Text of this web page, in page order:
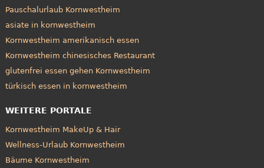
Pauschalurlaub Kornwestheim
asiate in kornwestheim
Kornwestheim amerikanisch essen
Kornwestheim chinesisches Restaurant
glutenfrei essen gehen Kornwestheim
türkisch essen in kornwestheim
WEITERE PORTALE
Kornwestheim MakeUp & Hair
Wellness-Urlaub Kornwestheim
Bäume Kornwestheim